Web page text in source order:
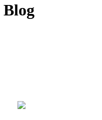
Blog